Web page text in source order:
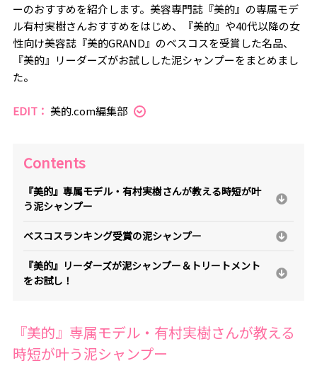
ーのおすすめを紹介します。美容専門誌『美的』の専属モデ
ル有村実樹さんおすすめをはじめ、『美的』や40代以降の女
性向け美容誌『美的GRAND』のベスコスを受賞した名品、
『美的』リーダーズがお試しした泥シャンプーをまとめまし
た。
EDIT： 美的.com編集部
Contents
『美的』専属モデル・有村実樹さんが教える時短が叶
う泥シャンプー
ベスコスランキング受賞の泥シャンプー
『美的』リーダーズが泥シャンプー＆トリートメント
をお試し！
『美的』専属モデル・有村実樹さんが教える
時短が叶う泥シャンプー